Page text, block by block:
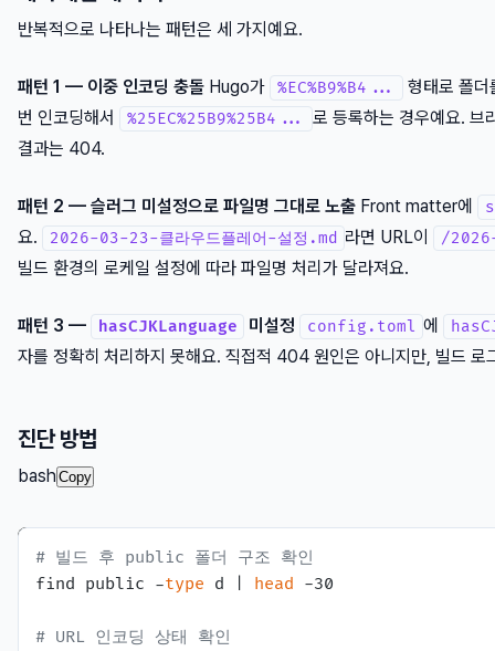
반복적으로 나타나는 패턴은 세 가지예요.
패턴 1 — 이중 인코딩 충돌 Hugo가 %EC%B9%B4...
형태로 폴
번 인코딩해서
%25EC%25B9%25B4...
로 등록하는 경우예요. 브
결과는 404.
패턴 2 — 슬러그 미설정으로 파일명 그대로 노출 Front matter에
요. 2026-03-23-클라우드플레어-설정.md 라면 URL이 /
빌드 환경의 로케일 설정에 따라 파일명 처리가 달라져요.
패턴 3 — hasCJKLanguage 미설정 config.toml 에
자를 정확히 처리하지 못해요. 직접적 404 원인은 아니지만, 빌드
진단 방법
bash Copy
# 빌드 후 public 폴더 구조 확인
find public -type d | head -30
# URL 인코딩 상태 확인